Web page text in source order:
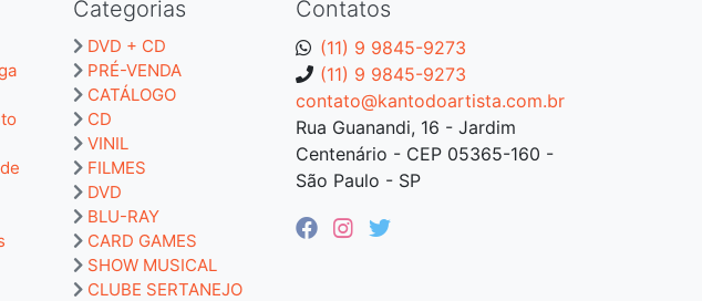
Contatos
(11) 9 9845-9273
(11) 9 9845-9273
contato@kantodoartista.com.br
Rua Guanandi, 16 - Jardim
Centenário - CEP 05365-160 -
São Paulo - SP
Categorias
DVD + CD
PRÉ-VENDA
CATÁLOGO
CD
VINIL
FILMES
DVD
BLU-RAY
CARD GAMES
SHOW MUSICAL
CLUBE SERTANEJO